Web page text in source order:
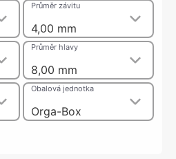
4,00 mm
Průměr závitu
8,00 mm
Průměr hlavy
Orga-Box
Obalová jednotka